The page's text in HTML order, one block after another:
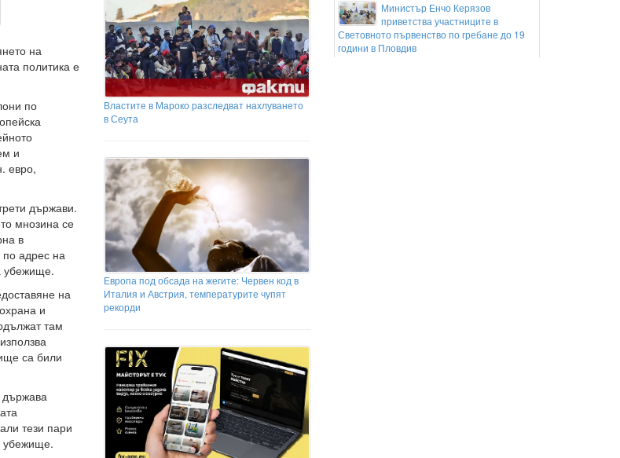
на
политика е
по
и
евро,
държави.
мнозина се
в
по адрес на
убежище.
на
и
там
са били
държава
тези пари
убежище.
Властите в Мароко разследват нахлуването
в Сеута
Европа под обсада на жегите: Червен код в
Италия и Австрия, температурите чупят
рекорди
Министър Енчо Керязов
приветства участниците в
Световното първенство по гребане до 19
години в Пловдив